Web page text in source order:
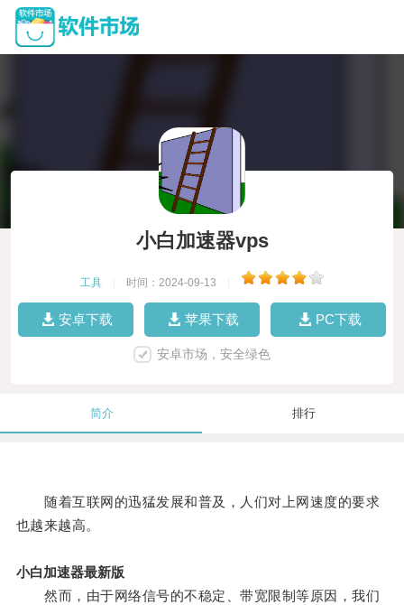
小白加速器vps
工具 时间：2024-09-13
安卓下载 苹果下载 PC下载
安卓市场，安全绿色
简介 排行
随着互联网的迅猛发展和普及，人们对上网速度的要求
也越来越高。
小白加速器最新版
然而，由于网络信号的不稳定、带宽限制等原因，我们